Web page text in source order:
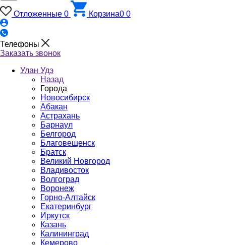
Отложенные 0 Корзина0 0
Телефоны
Заказать звонок
Улан Удэ
Назад
Города
Новосибирск
Абакан
Астрахань
Барнаул
Белгород
Благовещенск
Братск
Великий Новгород
Владивосток
Волгоград
Воронеж
Горно-Алтайск
Екатеринбург
Иркутск
Казань
Калининград
Кемерово